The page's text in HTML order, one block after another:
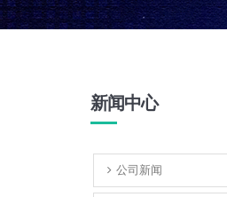
新闻中心
公司新闻